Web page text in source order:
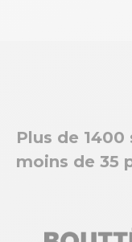
Plus de
moins de 35